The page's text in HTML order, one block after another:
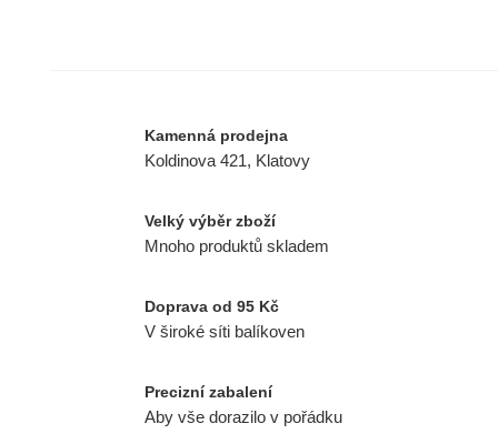
Kamenná prodejna
Koldinova 421, Klatovy
Velký výběr zboží
Mnoho produktů skladem
Doprava od 95 Kč
V široké síti balíkoven
Precizní zabalení
Aby vše dorazilo v pořádku